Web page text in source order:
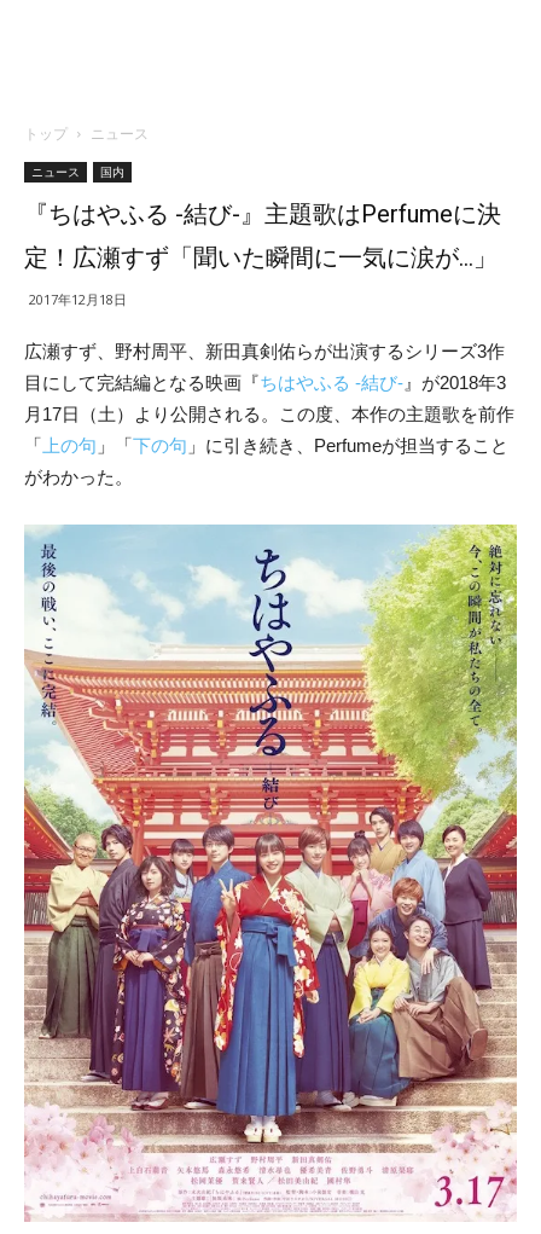
トップ ニュース
ニュース 国内
『ちはやふる -結び-』主題歌はPerfumeに決
定！広瀬すず「聞いた瞬間に一気に涙が…」
2017年12月18日
広瀬すず、野村周平、新田真剣佑らが出演するシリーズ3作
目にして完結編となる映画『ちはやふる -結び- 』が2018年3
月17日（土）より公開される。この度、本作の主題歌を前作
「 上の句 」「下の句 」に引き続き、Perfumeが担当すること
がわかった。